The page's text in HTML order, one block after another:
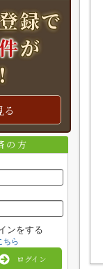
録で
が
る
の方
ンをする
ちら
ログイン